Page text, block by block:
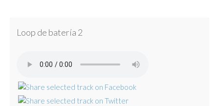
Loop de batería 2